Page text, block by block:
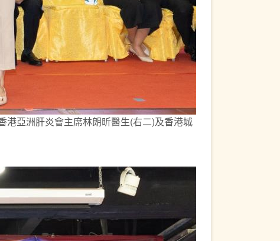
港亞洲肝炎會主席林朗昕醫生(右二)及香港城